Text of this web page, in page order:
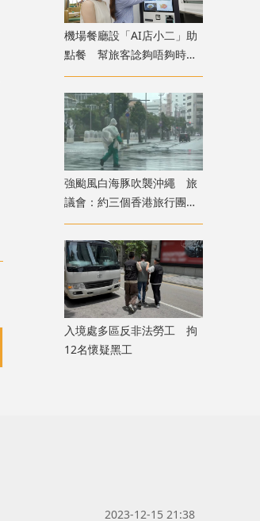
機場餐廳設「AI店小二」助
點餐 幫旅客諗夠唔夠時間
食完先上機
強颱風白海豚吹襲沖繩 旅
議會：約三個香港旅行團在
當地全部安全
入境處多區反非法勞工 拘
12名懷疑黑工
2023-12-15 21:38